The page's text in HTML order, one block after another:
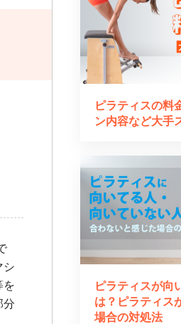
シ
を
分
ピラティスの
ン内容など大手
ピラティスが向
は？ピラティス
場合の対処法